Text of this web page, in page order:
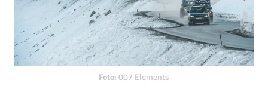
Foto: 007 Elements